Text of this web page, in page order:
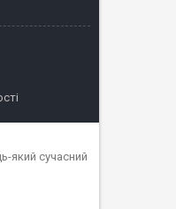
який сучасний